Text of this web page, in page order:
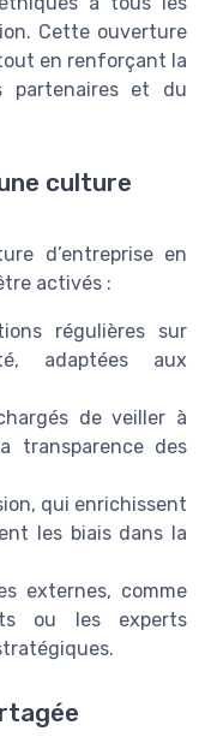
Cette ouverture
en renforçant la
partenaires et du
culture
d’entreprise en
activés :
régulières sur
adaptées aux
de veiller à
transparence des
qui enrichissent
les biais dans la
externes, comme
ou les experts